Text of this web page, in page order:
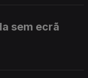
sem ecrã